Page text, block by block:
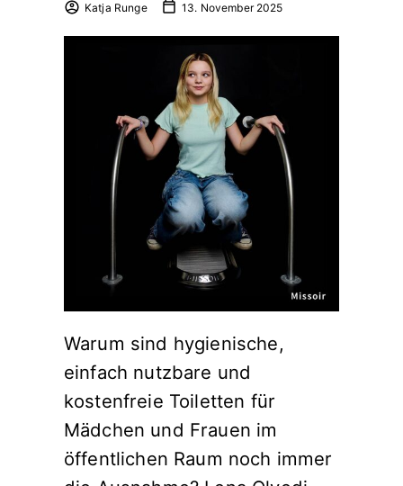
Katja Runge 13. November 2025
Warum sind hygienische,
einfach nutzbare und
kostenfreie Toiletten für
Mädchen und Frauen im
öffentlichen Raum noch immer